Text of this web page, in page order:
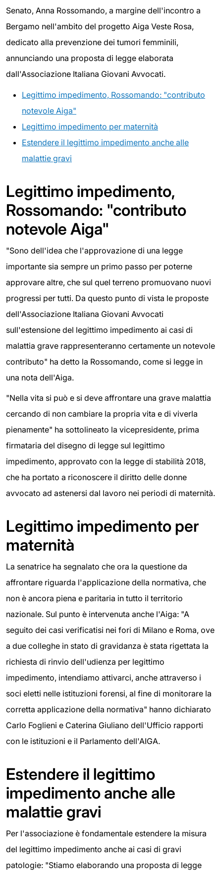
Senato, Anna Rossomando, a margine dell'incontro a
Bergamo nell'ambito del progetto Aiga Veste Rosa,
dedicato alla prevenzione dei tumori femminili,
annunciando una proposta di legge elaborata
dall'Associazione Italiana Giovani Avvocati.
Legittimo impedimento, Rossomando: "contributo
notevole Aiga"
Legittimo impedimento per maternità
Estendere il legittimo impedimento anche alle
malattie gravi
Legittimo impedimento,
Rossomando: "contributo
notevole Aiga"
"Sono dell'idea che l'approvazione di una legge
importante sia sempre un primo passo per poterne
approvare altre, che sul quel terreno promuovano nuovi
progressi per tutti. Da questo punto di vista le proposte
dell'Associazione Italiana Giovani Avvocati
sull'estensione del legittimo impedimento ai casi di
malattia grave rappresenteranno certamente un notevole
contributo" ha detto la Rossomando, come si legge in
una nota dell'Aiga.
"Nella vita si può e si deve affrontare una grave malattia
cercando di non cambiare la propria vita e di viverla
pienamente" ha sottolineato la vicepresidente, prima
firmataria del disegno di legge sul legittimo
impedimento, approvato con la legge di stabilità 2018,
che ha portato a riconoscere il diritto delle donne
avvocato ad astenersi dal lavoro nei periodi di maternità.
Legittimo impedimento per
maternità
La senatrice ha segnalato che ora la questione da
affrontare riguarda l'applicazione della normativa, che
non è ancora piena e paritaria in tutto il territorio
nazionale. Sul punto è intervenuta anche l'Aiga: "A
seguito dei casi verificatisi nei fori di Milano e Roma, ove
a due colleghe in stato di gravidanza è stata rigettata la
richiesta di rinvio dell'udienza per legittimo
impedimento, intendiamo attivarci, anche attraverso i
soci eletti nelle istituzioni forensi, al fine di monitorare la
corretta applicazione della normativa" hanno dichiarato
Carlo Foglieni e Caterina Giuliano dell'Ufficio rapporti
con le istituzioni e il Parlamento dell'AIGA.
Estendere il legittimo
impedimento anche alle
malattie gravi
Per l'associazione è fondamentale estendere la misura
del legittimo impedimento anche ai casi di gravi
patologie: "Stiamo elaborando una proposta di legge